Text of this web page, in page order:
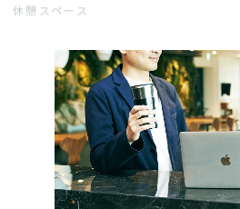
休憩スペース